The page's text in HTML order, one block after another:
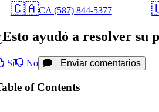
🇨🇦CA (587) 844-5377
ayudó a resolver su
Sí No Enviar comentarios
of Contents